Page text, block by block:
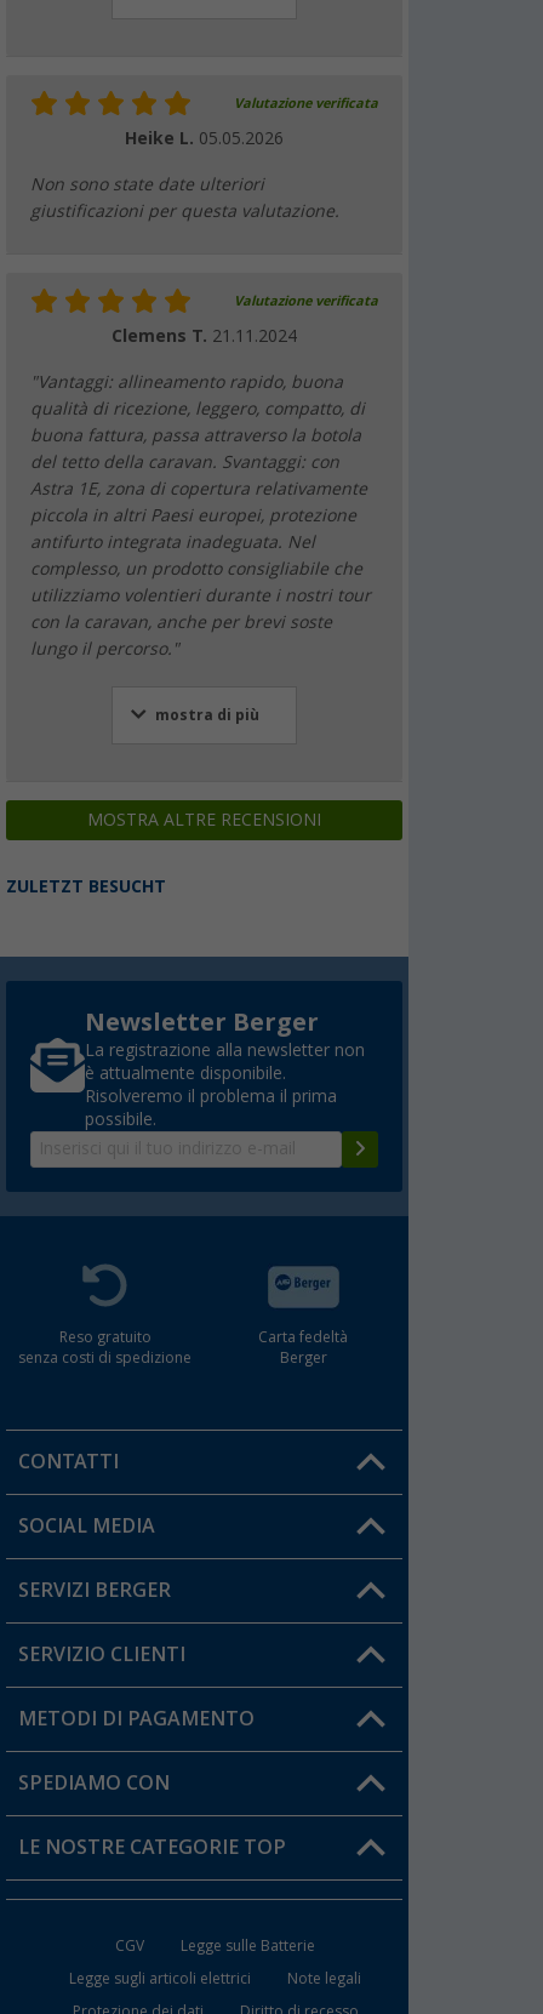
Valutazione verificata
Heike L. 05.05.2026
Non sono state date ulteriori
giustificazioni per questa valutazione.
Valutazione verificata
Clemens T. 21.11.2024
"Vantaggi: allineamento rapido, buona
qualità di ricezione, leggero, compatto, di
buona fattura, passa attraverso la botola
del tetto della caravan. Svantaggi: con
Astra 1E, zona di copertura relativamente
piccola in altri Paesi europei, protezione
antifurto integrata inadeguata. Nel
complesso, un prodotto consigliabile che
utilizziamo volentieri durante i nostri tour
con la caravan, anche per brevi soste
lungo il percorso."
mostra di più
MOSTRA ALTRE RECENSIONI
ZULETZT BESUCHT
Newsletter Berger
La registrazione alla newsletter non
è attualmente disponibile.
Risolveremo il problema il prima
possibile.
Reso gratuito
senza costi di spedizione
Carta fedeltà
Berger
CONTATTI
Orari di apertura del servizio:
Hai una domanda?
SOCIAL MEDIA
SERVIZI BERGER
Diventare rivenditori
Il mio Account
Carta fedeltà Berger
SERVIZIO CLIENTI
Informazioni sulla spedizione
Resi
FAQ e Contatti
METODI DI PAGAMENTO
SPEDIAMO CON
LE NOSTRE CATEGORIE TOP
CGV
Legge sulle Batterie
Legge sugli articoli elettrici
Note legali